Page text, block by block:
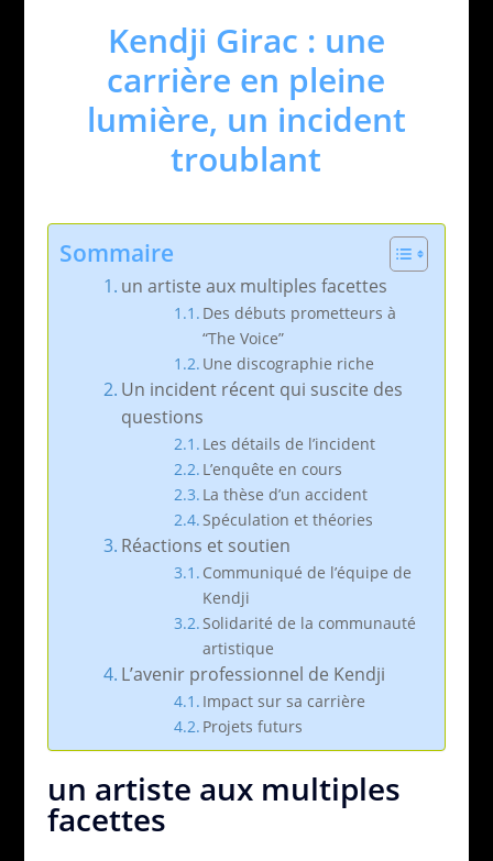
Kendji Girac : une
carrière en pleine
lumière, un incident
troublant
Sommaire
un artiste aux multiples facettes
Des débuts prometteurs à
“The Voice”
Une discographie riche
Un incident récent qui suscite des
questions
Les détails de l’incident
L’enquête en cours
La thèse d’un accident
Spéculation et théories
Réactions et soutien
Communiqué de l’équipe de
Kendji
Solidarité de la communauté
artistique
L’avenir professionnel de Kendji
Impact sur sa carrière
Projets futurs
un artiste aux multiples
facettes